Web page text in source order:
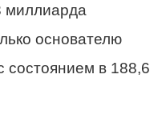
миллиарда
основателю
в 188,6